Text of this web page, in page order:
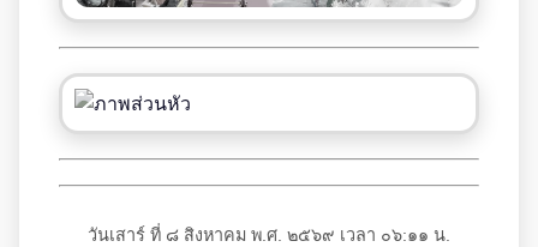
วันเสาร์ ที่ ๘ สิงหาคม พ.ศ. ๒๕๖๙ เวลา ๐๖:๑๑ น.